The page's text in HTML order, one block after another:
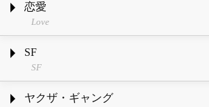
恋愛
Love
SF
SF
ヤクザ・ギャング